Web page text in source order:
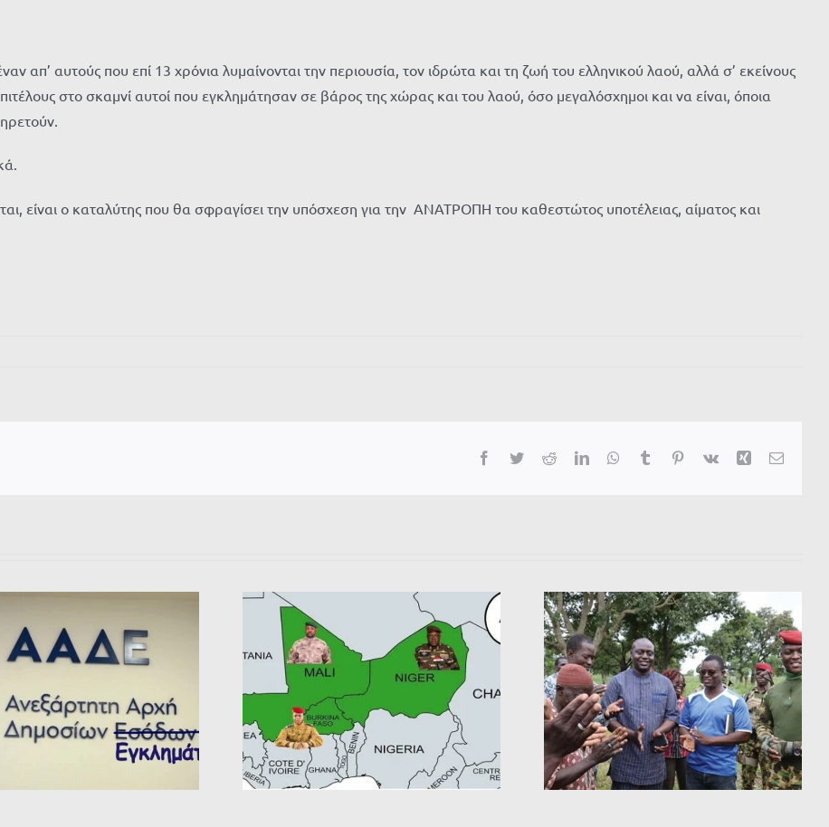
απ’ αυτούς που επί 13 χρόνια λυμαίνονται την περιουσία, τον ιδρώτα και τη ζωή του ελληνικού λαού, αλλά σ’ εκείνους
στο σκαμνί αυτοί που εγκλημάτησαν σε βάρος της χώρας και του λαού, όσο μεγαλόσχημοι και να είναι, όποια
είναι ο καταλύτης που θα σφραγίσει την υπόσχεση για την ΑΝΑΤΡΟΠΗ του καθεστώτος υποτέλειας, αίματος και
Facebook
TwitterRedditLinkedInWhatsApp
Tumblr Pinterest
Vk Xing Email